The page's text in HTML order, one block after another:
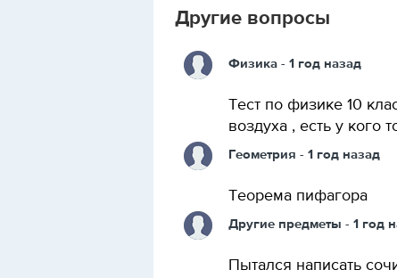
Другие вопросы
Физика - 1 год назад
Тест по физике 10
воздуха , есть у кого
Геометрия - 1 год назад
Теорема пифагора
Другие предметы - 1 год
Пытался написать